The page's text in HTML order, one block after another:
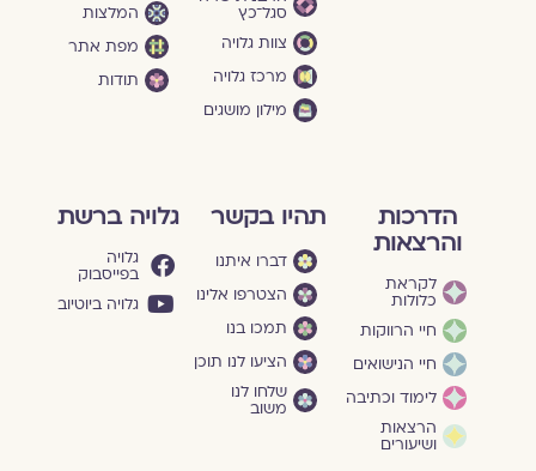
סגל־כץ
צוות גלויה
מרכז גלויה
מילון מושגים
המלצות
מפת אתר
תודות
הדרכות
והרצאות
לקראת
כלולות
חיי הרווקות
חיי הנישואים
לימוד וכתיבה
הרצאות
ושיעורים
תהיו בקשר
דברו איתנו
הצטרפו אלינו
תמכו בנו
הציעו לנו תוכן
שלחו לנו
משוב
גלויה ברשת
גלויה
בפייסבוק
גלויה ביוטיוב